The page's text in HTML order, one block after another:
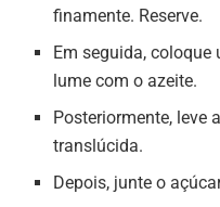
finamente. Reserve.
Em seguida,
lume com o azeite.
Posteriormente, leve
translúcida.
Depois, junte o